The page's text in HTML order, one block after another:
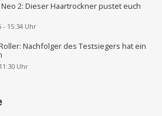
2: Dieser Haartrockner pustet euch
- 15:34 Uhr
Nachfolger des Testsiegers hat ein
Uhr